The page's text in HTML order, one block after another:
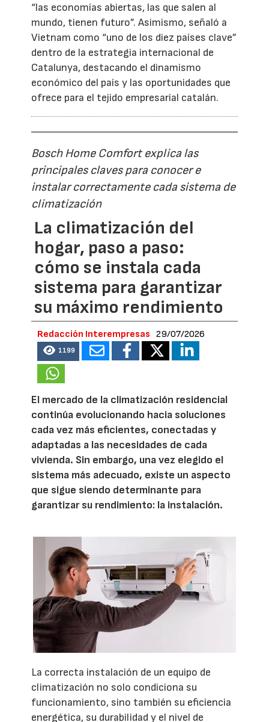
“las economías abiertas, las que salen al
mundo, tienen futuro”. Asimismo, señaló a
Vietnam como “uno de los diez países clave”
dentro de la estrategia internacional de
Catalunya, destacando el dinamismo
económico del país y las oportunidades que
ofrece para el tejido empresarial catalán.
Bosch Home Comfort explica las
principales claves para conocer e
instalar correctamente cada sistema de
climatización
La climatización del
hogar, paso a paso:
cómo se instala cada
sistema para garantizar
su máximo rendimiento
Redacción Interempresas 29/07/2026
1199
El mercado de la climatización residencial
continúa evolucionando hacia soluciones
cada vez más eficientes, conectadas y
adaptadas a las necesidades de cada
vivienda. Sin embargo, una vez elegido el
sistema más adecuado, existe un aspecto
que sigue siendo determinante para
garantizar su rendimiento: la instalación.
La correcta instalación de un equipo de
climatización no solo condiciona su
funcionamiento, sino también su eficiencia
energética, su durabilidad y el nivel de